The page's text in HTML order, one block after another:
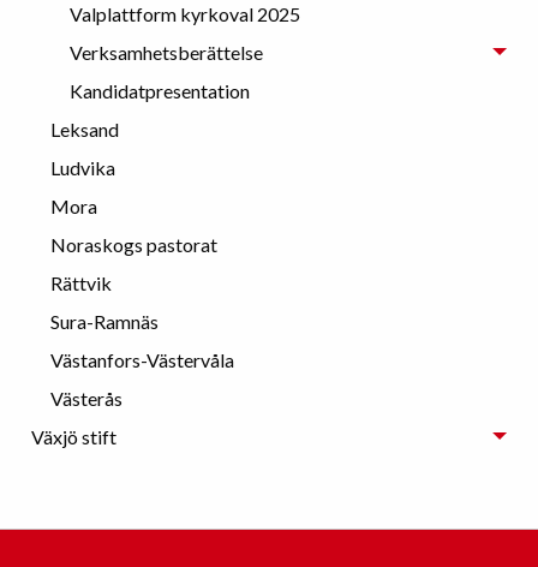
Valplattform kyrkoval 2025
Verksamhetsberättelse
Kandidatpresentation
Leksand
Ludvika
Mora
Noraskogs pastorat
Rättvik
Sura-Ramnäs
Västanfors-Västervåla
Västerås
Växjö stift